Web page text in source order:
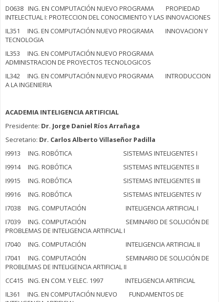
D0638 ING. EN COMPUTACIÓN NUEVO PROGRAMA PROPIEDAD
INTELECTUAL I: PROTECCION DEL CONOCIMIENTO Y LAS INNOVACIONES
IL351 ING. EN COMPUTACIÓN NUEVO PROGRAMA INNOVACION Y
TECNOLOGIA
IL353 ING. EN COMPUTACIÓN NUEVO PROGRAMA
ADMINISTRACION DE PROYECTOS TECNOLOGICOS
IL342 ING. EN COMPUTACIÓN NUEVO PROGRAMA INTRODUCCION
A LA INGENIERIA
ACADEMIA INTELIGENCIA ARTIFICIAL
Presidente: Dr. Jorge Daniel Ríos Arrañaga
Secretario: Dr. Carlos Alberto Villaseñor Padilla
I9913 ING. ROBÓTICA SISTEMAS INTELIGENTES I
I9914 ING. ROBÓTICA SISTEMAS INTELIGENTES II
I9915 ING. ROBÓTICA SISTEMAS INTELIGENTES III
I9916 ING. ROBÓTICA SISTEMAS INTELIGENTES IV
I7038 ING. COMPUTACIÓN INTELIGENCIA ARTIFICIAL I
I7039 ING. COMPUTACIÓN SEMINARIO DE SOLUCIÓN DE
PROBLEMAS DE INTELIGENCIA ARTIFICIAL I
I7040 ING. COMPUTACIÓN INTELIGENCIA ARTIFICIAL II
I7041 ING. COMPUTACIÓN SEMINARIO DE SOLUCIÓN DE
PROBLEMAS DE INTELIGENCIA ARTIFICIAL II
CC415 ING. EN COM. Y ELEC. 1997 INTELIGENCIA ARTIFICIAL
IL361 ING. EN COMPUTACIÓN NUEVO FUNDAMENTOS DE